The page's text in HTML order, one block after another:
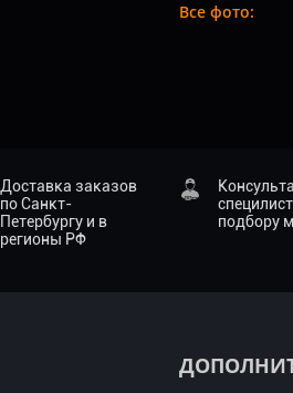
Все фото:
Доставка заказов
по Санкт-
Петербургу и в
регионы РФ
подбору